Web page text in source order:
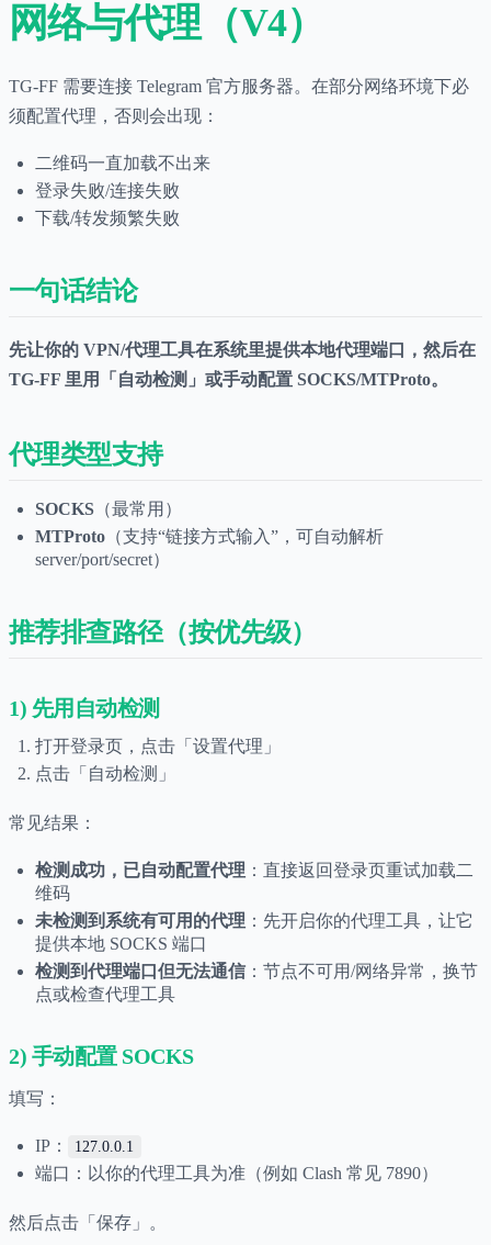
网络与代理（V4）
TG-FF 需要连接 Telegram 官方服务器。在部分网络环境下必
须配置代理，否则会出现：
二维码一直加载不出来
登录失败/连接失败
下载/转发频繁失败
一句话结论
先让你的 VPN/代理工具在系统里提供本地代理端口，然后在
TG-FF 里用「自动检测」或手动配置 SOCKS/MTProto。
代理类型支持
SOCKS （最常用）
MTProto （支持“链接方式输入”，可自动解析
server/port/secret）
推荐排查路径（按优先级）
1) 先用自动检测
打开登录页，点击「设置代理」
点击「自动检测」
常见结果：
检测成功，已自动配置代理 ：直接返回登录页重试加载二
维码
未检测到系统有可用的代理 ：先开启你的代理工具，让它
提供本地 SOCKS 端口
检测到代理端口但无法通信 ：节点不可用/网络异常，换节
点或检查代理工具
2) 手动配置 SOCKS
填写：
IP： 127.0.0.1
端口：以你的代理工具为准（例如 Clash 常见 7890）
然后点击「保存」。